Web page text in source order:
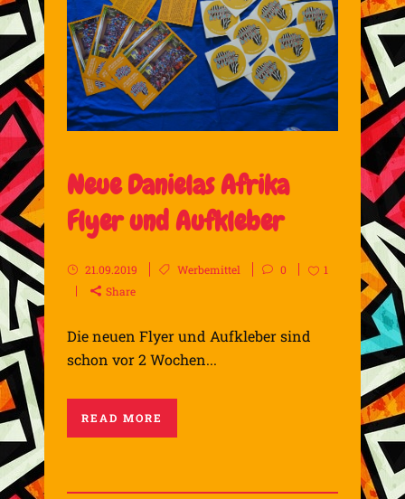
Neue Danielas Afrika
Flyer und Aufkleber
21.09.2019 Werbemittel 0
1
Share
Die neuen Flyer und Aufkleber sind
schon vor 2 Wochen...
READ MORE